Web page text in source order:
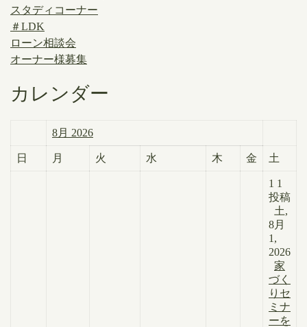
スタディコーナー
＃LDK
ローン相談会
オーナー様募集
カレンダー
8月 2026
日 月 火 水 木 金 土
1 1
投稿
土,
8月
1,
2026
家
づく
りセ
ミナ
ーを